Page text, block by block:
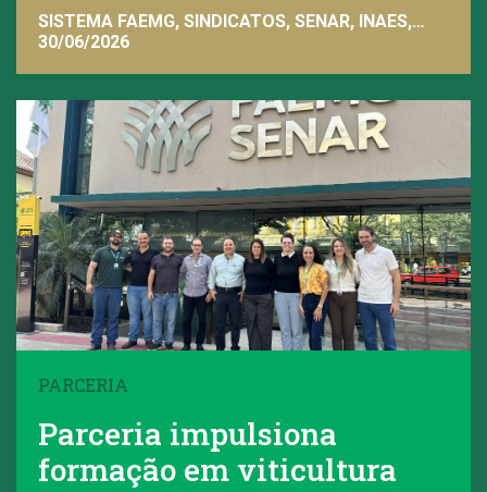
SISTEMA FAEMG, SINDICATOS, SENAR, INAES,
FAEMG
30/06/2026
PARCERIA
Parceria impulsiona
formação em viticultura